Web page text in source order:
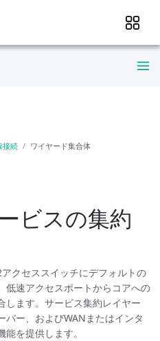
接続 ワイヤード集合体
ビスの集約
クセススイッチにデフォルトの
低速アクセスポートからコアへの
します。サービス集約レイヤー
バー、およびWANまたはインタ
を提供します。